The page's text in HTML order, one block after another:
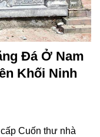
Đá Ở Nam
Khối Ninh
Cuốn thư nhà